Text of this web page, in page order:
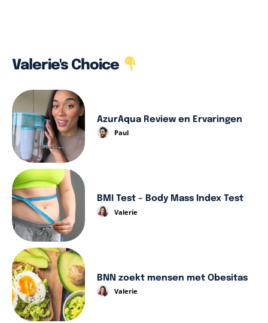
Valerie's Choice
AzurAqua Review en Ervaringen
Paul
BMI Test – Body Mass Index Test
Valerie
BNN zoekt mensen met Obesitas
Valerie